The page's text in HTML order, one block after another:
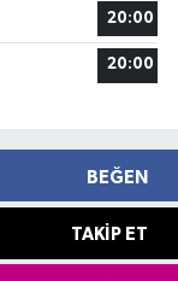
20:00
20:00
BEĞEN
TAKIP ET